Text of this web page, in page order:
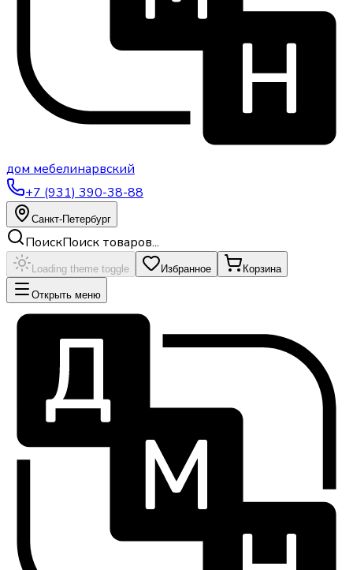
дом мебелинарвский
+7 (931) 390-38-88
Санкт-Петербург
ПоискПоиск товаров...
Loading theme toggle Избранное Корзина
Открыть меню